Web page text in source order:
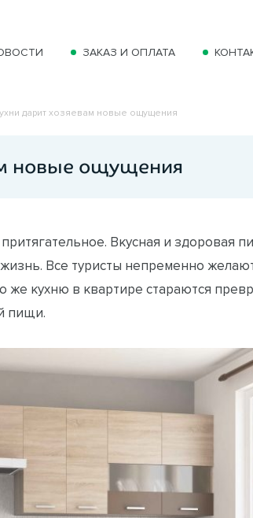
ЗАКАЗ И ОПЛАТА
дарит хозяевам новые ощущения
новые ощущения
Вкусная и здоровая
Все туристы непременно
кухню в квартире стараются
пищи.